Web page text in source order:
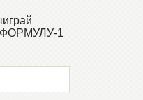
ФОРМУЛУ-1